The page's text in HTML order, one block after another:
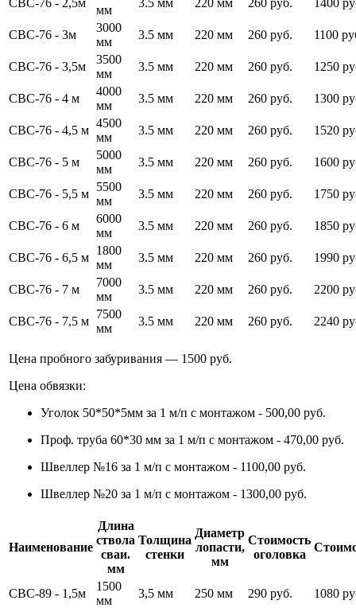
мм
СВС-76 - 3м
3000
мм
3.5 мм 220 мм 260 руб. 1100
СВС-76 - 3,5м
3500
мм
3.5 мм 220 мм 260 руб. 1250
СВС-76 - 4 м
4000
мм
3.5 мм 220 мм 260 руб. 1300
СВС-76 - 4,5 м
4500
мм
3.5 мм 220 мм 260 руб. 1520
СВС-76 - 5 м
5000
мм
3.5 мм 220 мм 260 руб. 1600
СВС-76 - 5,5 м
5500
мм
3.5 мм 220 мм 260 руб. 1750
СВС-76 - 6 м
6000
мм
3.5 мм 220 мм 260 руб. 1850
СВС-76 - 6,5 м
1800
мм
3.5 мм 220 мм 260 руб. 1990
СВС-76 - 7 м
7000
мм
3.5 мм 220 мм 260 руб. 2200
СВС-76 - 7,5 м
7500
мм
3.5 мм 220 мм 260 руб. 2240
Цена пробного забуривания — 1500 руб.
Цена обвязки:
Уголок 50*50*5мм за 1 м/п с монтажом - 500,00 руб.
Проф. труба 60*30 мм за 1 м/п с монтажом - 470,00 руб.
Швеллер №16 за 1 м/п с монтажом - 1100,00 руб.
Швеллер №20 за 1 м/п с монтажом - 1300,00 руб.
Наименование
Длина
ствола
сваи.
мм
Толщина
стенки
Диаметр
лопасти,
мм
Стоимость
оголовка
СВС-89 - 1,5м
1500
мм
3,5 мм 250 мм 290 руб. 1080